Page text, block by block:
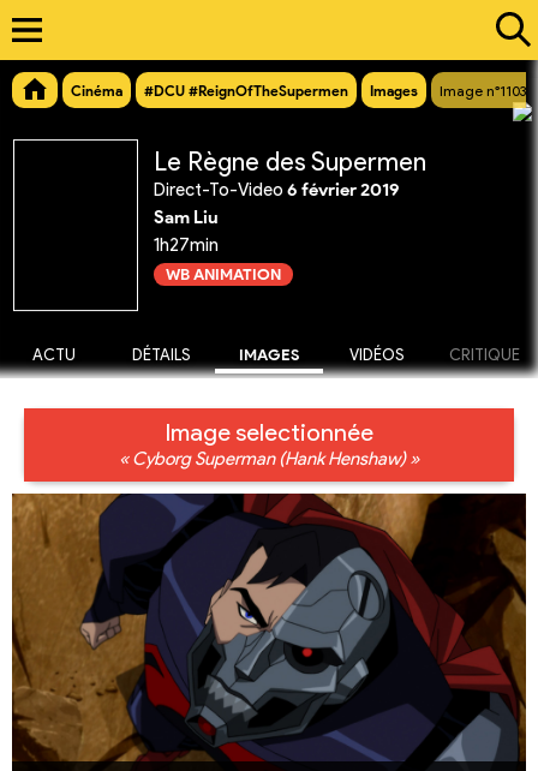
Cinéma #DCU #ReignOfTheSupermen Images Image n°11033
Le Règne des Supermen
Direct-To-Video 6 février 2019
Sam Liu
1h27min
WB ANIMATION
ACTU DÉTAILS IMAGES VIDÉOS CRITIQUE
Image selectionnée
« Cyborg Superman (Hank Henshaw) »